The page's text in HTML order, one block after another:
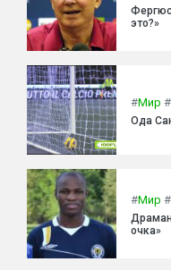
это?»
#Мир #
Ода
#Мир #
очка»